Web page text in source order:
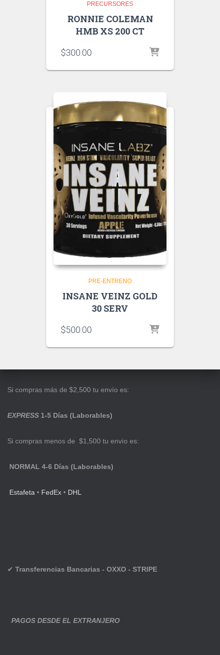
PRECURSORES
RONNIE COLEMAN
HMB XS 200 CT
$300.00
PRE-ENTRENO
INSANE VEINZ GOLD
30 SERV
$500.00
Si compras más de $2,500 tu envío es:
EXPRESS 1-5 Días (Laborables)
Si compras menos de $1,500 tu envío es:
NORMAL 4-6 Días (Laborables)
Estafeta • FedEx • DHL
✔ Transferencias Bancarias - OXXO - STRIPE
PAGOS DESDE EL EXTRANJERO